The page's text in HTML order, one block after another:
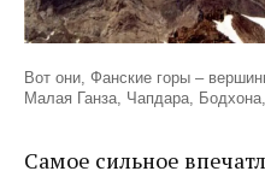
Вот они, Фанские горы –
Малая Ганза, Чапдара,
Самое сильное